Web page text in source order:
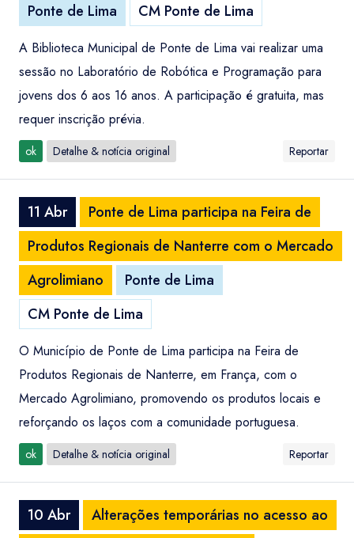
Ponte de Lima
CM Ponte de Lima
A Biblioteca Municipal de Ponte de Lima vai realizar uma
sessão no Laboratório de Robótica e Programação para
jovens dos 6 aos 16 anos. A participação é gratuita, mas
requer inscrição prévia.
ok Detalhe & notícia original Reportar
11 Abr
Ponte de Lima participa na Feira de
Produtos Regionais de Nanterre com o Mercado
Agrolimiano
Ponte de Lima
CM Ponte de Lima
O Município de Ponte de Lima participa na Feira de
Produtos Regionais de Nanterre, em França, com o
Mercado Agrolimiano, promovendo os produtos locais e
reforçando os laços com a comunidade portuguesa.
ok Detalhe & notícia original Reportar
10 Abr
Alterações temporárias no acesso ao